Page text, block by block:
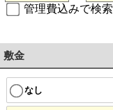
管理費込みで検索
敷金
なし